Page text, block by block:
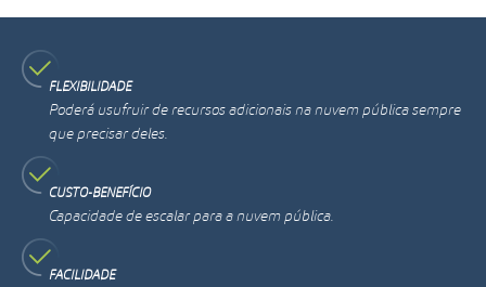
FLEXIBILIDADE
Poderá usufruir de recursos adicionais na nuvem pública sempre
que precisar deles.
CUSTO-BENEFÍCIO
Capacidade de escalar para a nuvem pública.
FACILIDADE